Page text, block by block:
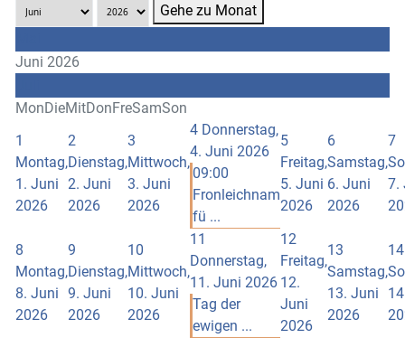
Gehe zu Monat
Juni 2026
MonDieMitDonFreSamSon
1
Montag,
1. Juni
2026
2
Dienstag,
2. Juni
2026
3
Mittwoch,
3. Juni
2026
4 Donnerstag,
4. Juni 2026
09:00
Fronleichnam
fü ...
5
Freitag,
5. Juni
2026
6
Samstag,
6. Juni
2026
7
7.
8
Montag,
8. Juni
2026
9
Dienstag,
9. Juni
2026
10
Mittwoch,
10. Juni
2026
11
Donnerstag,
11. Juni 2026
Tag der
ewigen ...
12
Freitag,
12.
Juni
2026
13
Samstag,
13. Juni
2026
14